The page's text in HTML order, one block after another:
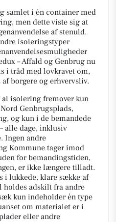
samlet i én container med
men dette viste sig at
af stenuld.
isoleringstyper
– Affald og Genbrug nu
i tråd med lovkravet om,
borgere og erhvervsliv.
al isolering fremover kun
Genbrugsplads,
og kun i de bemandede
alle dage, inklusiv
Ingen andre
Kommune tager imod
for bemandingstiden,
er ikke længere tilladt.
i lukkede, klare sække af
holdes adskilt fra andre
kun indeholder én type
om materialet er i
eller andre